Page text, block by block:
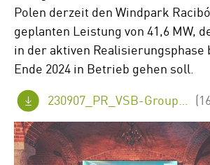
Polen derzeit den Windpark
geplanten Leistung von 41,6 MW,
in der aktiven Realisierungsphase
Ende 2024 in Betrieb gehen soll.